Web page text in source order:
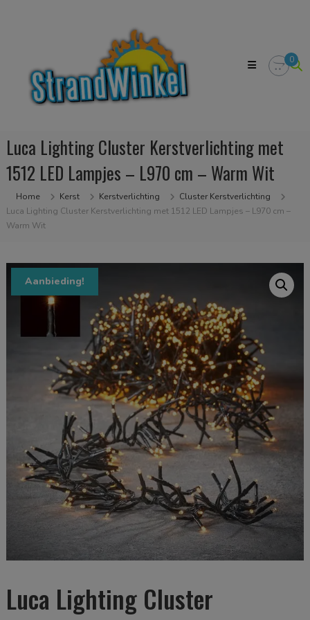
zodat
strandgevoel
in
huis
kan
halen
0
Luca Lighting Cluster Kerstverlichting met
1512 LED Lampjes – L970 cm – Warm Wit
Home Kerst Kerstverlichting
Cluster Kerstverlichting
Luca Lighting Cluster Kerstverlichting met 1512 LED Lampjes – L970 cm –
Warm Wit
Aanbieding!
Luca Lighting Cluster